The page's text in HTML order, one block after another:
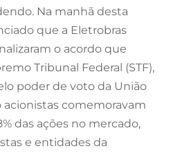
Na manhã desta
que a Eletrobras
o acordo que
Tribunal Federal (STF),
poder de voto da União
comemoravam
das ações no mercado,
e entidades da